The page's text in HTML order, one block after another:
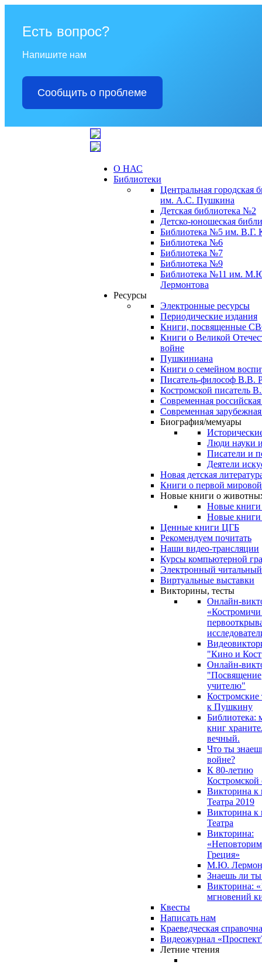
Есть вопрос?
Напишите нам
Сообщить о проблеме
О НАС
Библиотеки
Центральная городская
им. А.С. Пушкина
Детская библиотека №2
Детско-юношеская
Библиотека №5 им. В.Г.
Библиотека №6
Библиотека №7
Библиотека №9
Библиотека №11 им.
Лермонтова
Ресурсы
Электронные ресурсы
Периодические издания
Книги, посвященные
Книги о Великой
войне
Пушкиниана
Книги о семейном
Писатель-философ В.В.
Костромской писатель
Современная российская
Современная
Биография/мемуары
Люди науки
Писатели и
Деятели
Новая детская
Книги о первой
Новые книги о
Новые книги
Новые книги
Ценные книги ЦГБ
Рекомендуем почитать
Наши видео-трансляции
Курсы компьютерной
Электронный читальный
Виртуальные выставки
Викторины, тесты
Онлайн-
"Кино и
Онлайн-
"Посвящение
учителю"
к Пушкину
Библиотека:
книг
вечный.
Что ты
войне?
К 80-летию
Костромской
Викторина к
Театра 2019
Викторина к
Театра
Викторина:
Греция»
М.Ю.
Знаешь ли
Викторина:
мгновений
Квесты
Написать нам
Краеведческая
Видеожурнал
Летние чтения